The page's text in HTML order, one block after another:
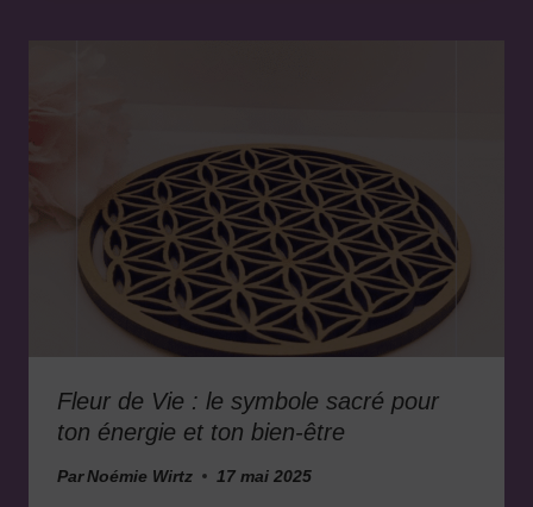
Fleur de Vie : le symbole sacré pour
ton énergie et ton bien-être
Par Noémie Wirtz 17 mai 2025